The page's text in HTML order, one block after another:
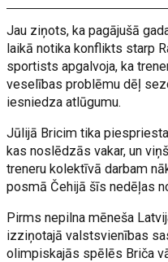
Jau ziņots, ka pagājušā
laikā notika konflikts starp
sportists apgalvoja, ka
veselības problēmu dēļ
iesniedza atlūgumu.
Jūlijā Bricim tika
kas noslēdzās vakar, un
treneru kolektīvā darbam
posmā Čehijā šīs nedēļas
Pirms nepilna mēneša
izziņotajā valstsvienības
olimpiskajās spēlēs Briča